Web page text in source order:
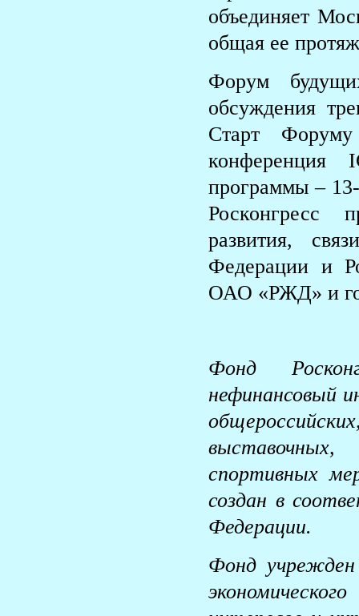
объединяет
общая ее
Форум
обсуждения
Старт Форуму
программы –
Росконгресс
развития,
Федерации и
ОАО «РЖД» и
Фонд
нефинансовый
спортивных
создан в
Федерации.
Фонд